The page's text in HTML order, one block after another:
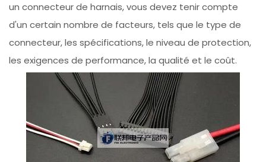
un connecteur de harnais, vous devez tenir compte
d'un certain nombre de facteurs, tels que le type de
connecteur, les spécifications, le niveau de protection,
les exigences de performance, la qualité et le coût.